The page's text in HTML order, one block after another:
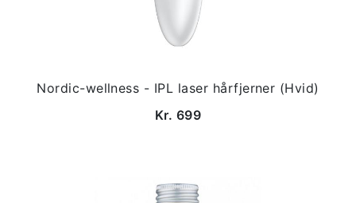
Nordic-wellness - IPL laser hårfjerner (Hvid)
Kr. 699